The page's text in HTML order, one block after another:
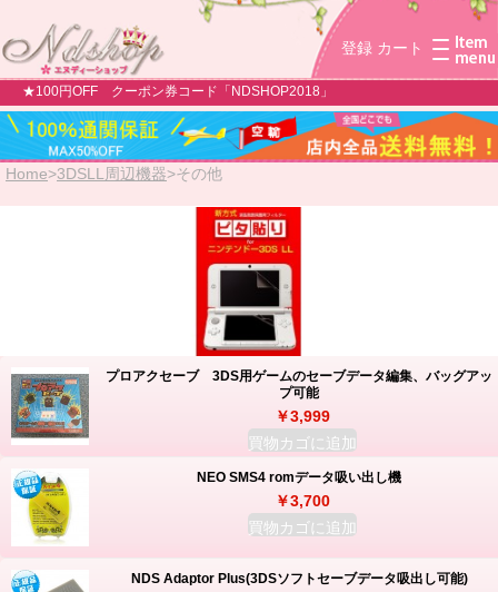
登録 カート
★100円OFF クーポン券コード「NDSHOP2018」
Home>3DSLL周辺機器>その他
プロアクセーブ 3DS用ゲームのセーブデータ編集、バッグアッ
プ可能
￥3,999
買物カゴに追加
NEO SMS4 romデータ吸い出し機
￥3,700
買物カゴに追加
NDS Adaptor Plus(3DSソフトセーブデータ吸出し可能)